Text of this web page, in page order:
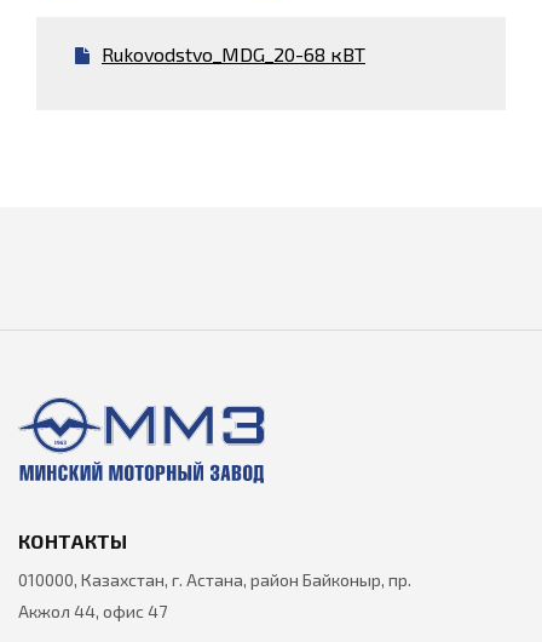
Rukovodstvo_MDG_20-68 кВТ
КОНТАКТЫ
010000, Казахстан, г. Астана, район Байконыр, пр.
Акжол 44, офис 47